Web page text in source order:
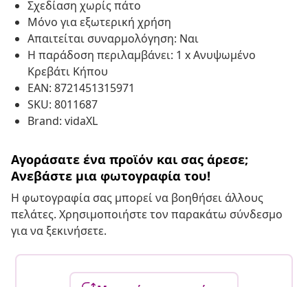
Σχεδίαση χωρίς πάτο
Μόνο για εξωτερική χρήση
Απαιτείται συναρμολόγηση: Ναι
Η παράδοση περιλαμβάνει: 1 x Ανυψωμένο
Κρεβάτι Κήπου
EAN: 8721451315971
SKU: 8011687
Brand: vidaXL
Αγοράσατε ένα προϊόν και σας άρεσε;
Ανεβάστε μια φωτογραφία του!
Η φωτογραφία σας μπορεί να βοηθήσει άλλους
πελάτες. Χρησιμοποιήστε τον παρακάτω σύνδεσμο
για να ξεκινήσετε.